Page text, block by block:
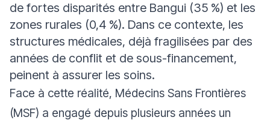
de fortes disparités entre Bangui (35 %) et les
zones rurales (0,4 %). Dans ce contexte, les
structures médicales, déjà fragilisées par des
années de conflit et de sous-financement,
peinent à assurer les soins.
Face à cette réalité, Médecins Sans Frontières
(MSF) a engagé depuis plusieurs années un